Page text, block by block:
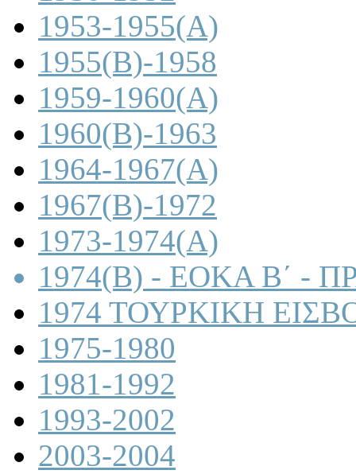
1953-1955(A)
1955(B)-1958
1959-1960(A)
1960(B)-1963
1964-1967(A)
1967(B)-1972
1973-1974(A)
1974(B) - ΕΟΚΑ Β΄ -
1974 ΤΟΥΡΚΙΚΗ
1975-1980
1981-1992
1993-2002
2003-2004